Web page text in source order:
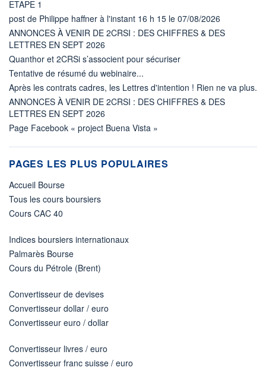
ETAPE 1
post de Philippe haffner à l'instant 16 h 15 le 07/08/2026
ANNONCES À VENIR DE 2CRSI : DES CHIFFRES & DES
LETTRES EN SEPT 2026
Quanthor et 2CRSi s’associent pour sécuriser
Tentative de résumé du webinaire...
Après les contrats cadres, les Lettres d'intention ! Rien ne va plus.
ANNONCES À VENIR DE 2CRSI : DES CHIFFRES & DES
LETTRES EN SEPT 2026
Page Facebook « project Buena Vista »
PAGES LES PLUS POPULAIRES
Accueil Bourse
Tous les cours boursiers
Cours CAC 40
Indices boursiers internationaux
Palmarès Bourse
Cours du Pétrole (Brent)
Convertisseur de devises
Convertisseur dollar / euro
Convertisseur euro / dollar
Convertisseur livres / euro
Convertisseur franc suisse / euro